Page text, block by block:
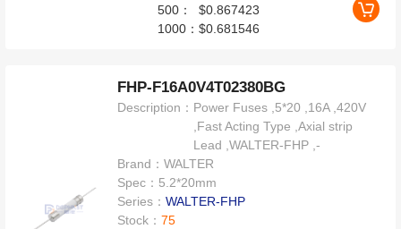
500：
$0.867423
1000：$0.681546
FHP-F16A0V4T02380BG
Description： Power Fuses ,5*20 ,16A ,420V
,Fast Acting Type ,Axial strip
Lead ,WALTER-FHP ,-
Brand：WALTER
Spec： 5.2*20mm
Series：WALTER-FHP
Stock：75